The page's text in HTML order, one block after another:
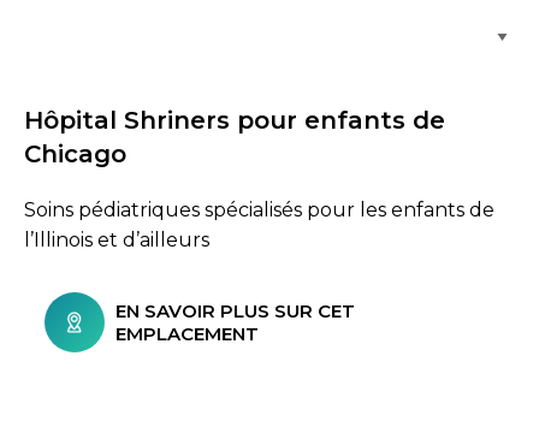
Hôpital Shriners pour enfants de
Chicago
Soins pédiatriques spécialisés pour les enfants de
l’Illinois et d’ailleurs
EN SAVOIR PLUS SUR CET
EMPLACEMENT